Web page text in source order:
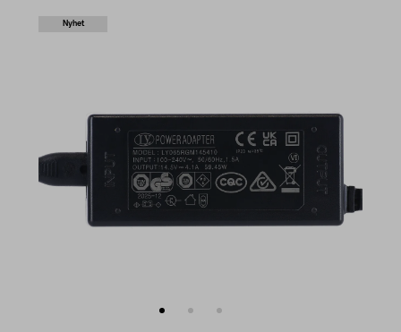
Nyhet